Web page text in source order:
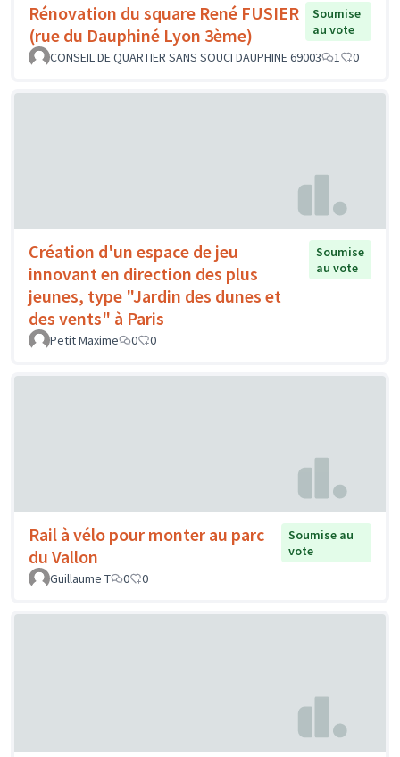
Rénovation du square René FUSIER
(rue du Dauphiné Lyon 3ème)
Soumise
au vote
CONSEIL DE QUARTIER SANS SOUCI DAUPHINE 69003
1 0
Création d'un espace de jeu
innovant en direction des plus
jeunes, type "Jardin des dunes et
des vents" à Paris
Soumise
au vote
Petit Maxime 0 0
Rail à vélo pour monter au parc
du Vallon
Soumise au
vote
Guillaume T
0 0